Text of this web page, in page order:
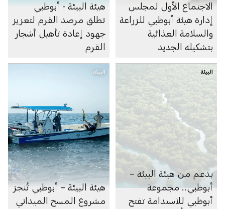
الاجتماع الأول لمجلس
إدارة هيئة أبوظبي للزراعة
والسلامة الغذائية
بتشكيله الجديد
هيئة البيئة - أبوظبي
تطلق مرصد القرم لتعزيز
جهود إعادة تأهيل أشجار
القرم
البيئة
بدعم من هيئة البيئة –
أبوظبي.. مجموعة
أبوظبي للاستدامة تفتح
البيئة
هيئة البيئة – أبوظبي تُنجز
مشروع المسح الميداني